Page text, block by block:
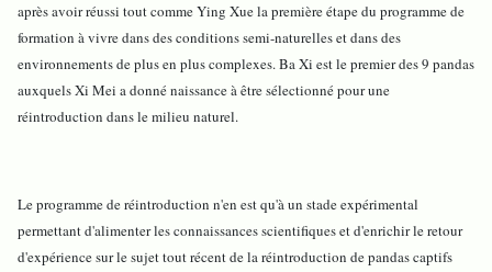
après avoir réussi tout comme Ying Xue la première étape du programme de
formation à vivre dans des conditions semi-naturelles et dans des
environnements de plus en plus complexes. Ba Xi est le premier des 9 pandas
auxquels Xi Mei a donné naissance à être sélectionné pour une
réintroduction dans le milieu naturel.
Le programme de réintroduction n'en est qu'à un stade expérimental
permettant d'alimenter les connaissances scientifiques et d'enrichir le retour
d'expérience sur le sujet tout récent de la réintroduction de pandas captifs